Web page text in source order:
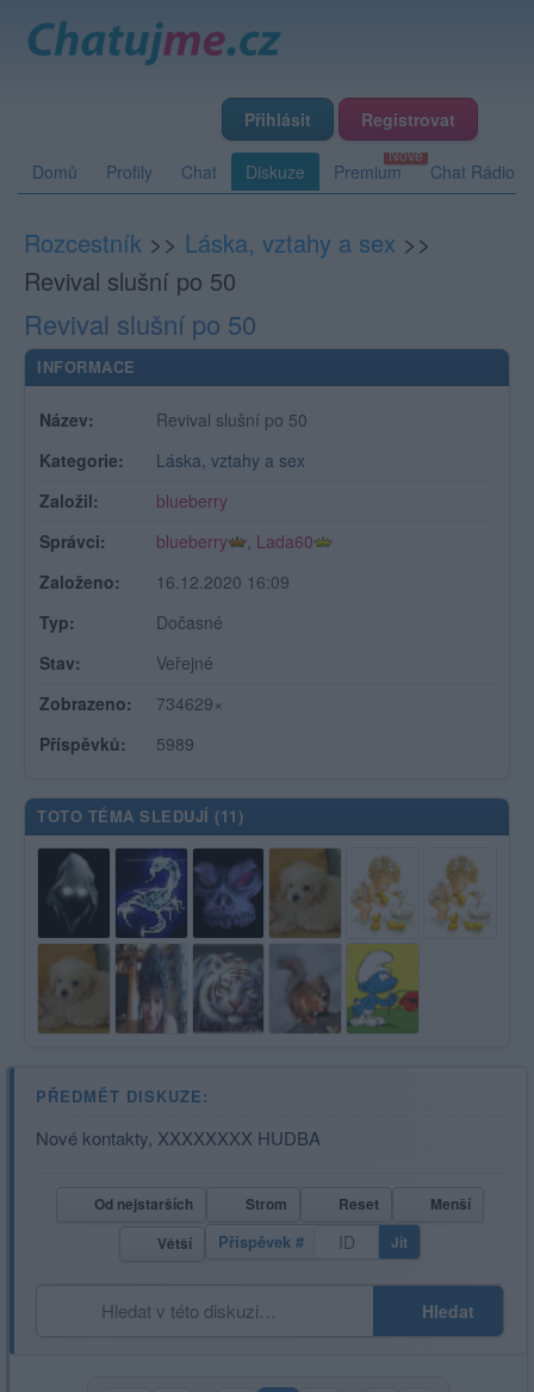
Přihlásit Registrovat
Domů Profily Chat Diskuze Premium Chat Rádio
Rozcestník >> Láska, vztahy a sex >>
Revival slušní po 50
Revival slušní po 50
INFORMACE
Název:
Revival slušní po 50
Kategorie:
Láska, vztahy a sex
Založil:
blueberry
Správci:
blueberry , Lada60
Založeno:
16.12.2020 16:09
Typ:
Dočasné
Stav:
Veřejné
Zobrazeno:
734629×
Příspěvků:
5989
TOTO TÉMA SLEDUJÍ (11)
PŘEDMĚT DISKUZE:
Nové kontakty, XXXXXXXX HUDBA
Od nejstarších Strom Reset
Menší
Větší
Příspěvek # Jít
Hledat